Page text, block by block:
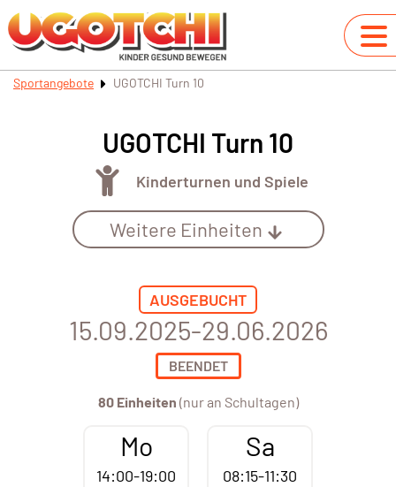
Sportangebote UGOTCHI Turn 10
UGOTCHI Turn 10
Kinderturnen und Spiele
Weitere Einheiten
AUSGEBUCHT
15.09.2025-29.06.2026
BEENDET
80 Einheiten (nur an Schultagen)
Mo
14:00-19:00
Sa
08:15-11:30